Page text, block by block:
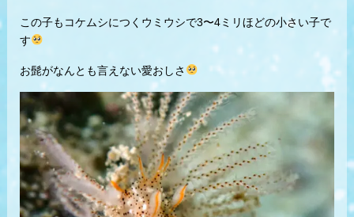
この子もコケムシにつくウミウシで3〜4ミリほどの小さい子で
す
お髭がなんとも言えない愛おしさ